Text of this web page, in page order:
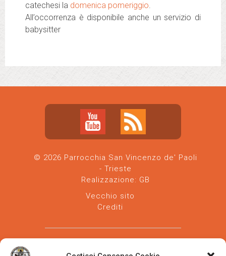
catechesi la domenica pomeriggio.
All’occorrenza è disponibile anche un servizio di
babysitter
© 2026 Parrocchia San Vincenzo de' Paoli
- Trieste
Realizzazione: GB
Vecchio sito
Crediti